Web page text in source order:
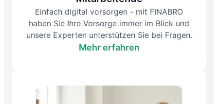
Einfach digital vorsorgen - mit FINABRO
haben Sie Ihre Vorsorge immer im Blick und
unsere Experten unterstützen Sie bei Fragen.
Mehr erfahren